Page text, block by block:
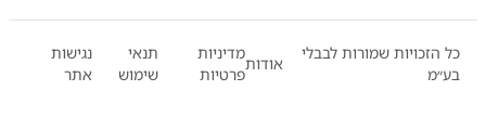
כל הזכויות שמורות לבבלי
בע״מ
אודות
מדיניות
פרטיות
תנאי
שימוש
נגישות
אתר